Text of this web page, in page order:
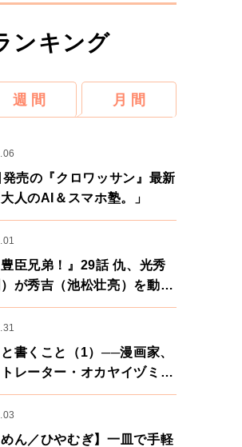
ンキング
週 間 月 間
売の『クロワッサン』最新
人のAI＆スマホ塾。」
臣兄弟！』29話 仇、光秀
）が秀吉（池松壮亮）を動か
に向けた兄弟の分岐点。
書くこと（1）──漫画家、
レーター・オカヤイヅミさ
家・鶴谷香央理さん
めん／ひやむぎ】一皿で手軽